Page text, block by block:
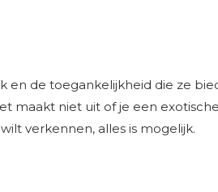
de toegankelijkheid die ze
maakt niet uit of je een
verkennen, alles is mogelijk.